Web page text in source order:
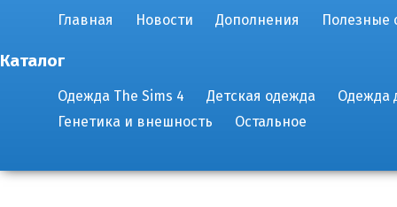
Главная Новости Дополнения Полезные
Каталог
Одежда The Sims 4 Детская одежда
Одежда
Генетика и внешность
Остальное